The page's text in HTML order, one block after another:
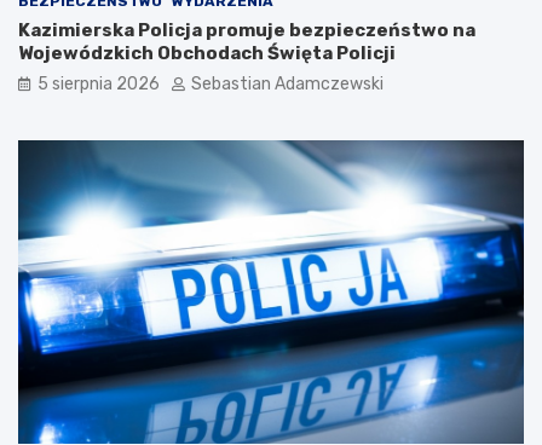
Kazimierska Policja promuje bezpieczeństwo na
Wojewódzkich Obchodach Święta Policji
5 sierpnia 2026 Sebastian Adamczewski